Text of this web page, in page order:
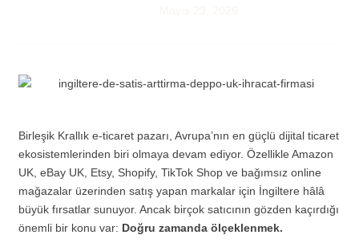
Birleşik Krallık e-ticaret pazarı, Avrupa’nın en güçlü dijital ticaret
ekosistemlerinden biri olmaya devam ediyor. Özellikle Amazon
UK, eBay UK, Etsy, Shopify, TikTok Shop ve bağımsız online
mağazalar üzerinden satış yapan markalar için İngiltere hâlâ
büyük fırsatlar sunuyor. Ancak birçok satıcının gözden kaçırdığı
önemli bir konu var: Doğru zamanda ölçeklenmek.